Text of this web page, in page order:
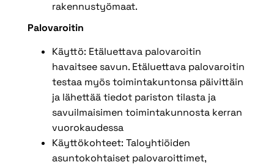
rakennustyömaat.
Palovaroitin
Käyttö: Etäluettava palovaroitin
havaitsee savun. Etäluettava palovaroitin
testaa myös toimintakuntonsa päivittäin
ja lähettää tiedot pariston tilasta ja
savuilmaisimen toimintakunnosta kerran
vuorokaudessa
Käyttökohteet: Taloyhtiöiden
asuntokohtaiset palovaroittimet,